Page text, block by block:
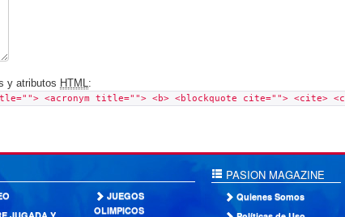
y atributos HTML:
<acronym title=""> <b> <blockquote cite=""> <cite>
JUEGOS
OLIMPICOS
PASION MAGAZINE
Quienes Somos